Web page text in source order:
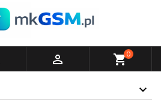
 shopping_cart0